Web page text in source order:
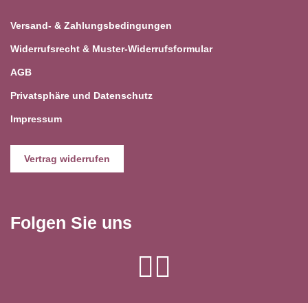
Versand- & Zahlungsbedingungen
Widerrufsrecht & Muster-Widerrufsformular
AGB
Privatsphäre und Datenschutz
Impressum
Vertrag widerrufen
Folgen Sie uns